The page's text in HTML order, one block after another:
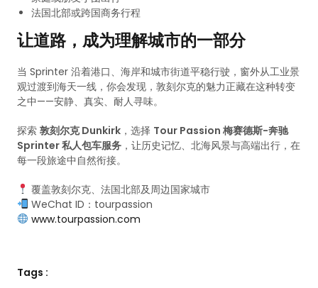
法国北部或跨国商务行程
让道路，成为理解城市的一部分
当 Sprinter 沿着港口、海岸和城市街道平稳行驶，窗外从工业景
观过渡到海天一线，你会发现，敦刻尔克的魅力正藏在这种转变
之中——安静、真实、耐人寻味。
探索 敦刻尔克 Dunkirk ，选择 Tour Passion 梅赛德斯-奔驰
Sprinter 私人包车服务 ，让历史记忆、北海风景与高端出行，在
每一段旅途中自然衔接。
覆盖敦刻尔克、法国北部及周边国家城市
WeChat ID：tourpassion
www.tourpassion.com
Tags :